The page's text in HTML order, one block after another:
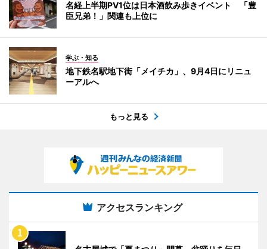
名経上半期PV1位は日本酒飲み歩きイベント 「豊
臣兄弟！」関連も上位に
学ぶ・知る
地下鉄名駅地下街「メイチカ」、9月4日にリニュ
ーアルへ
もっと見る
アクセスランキング